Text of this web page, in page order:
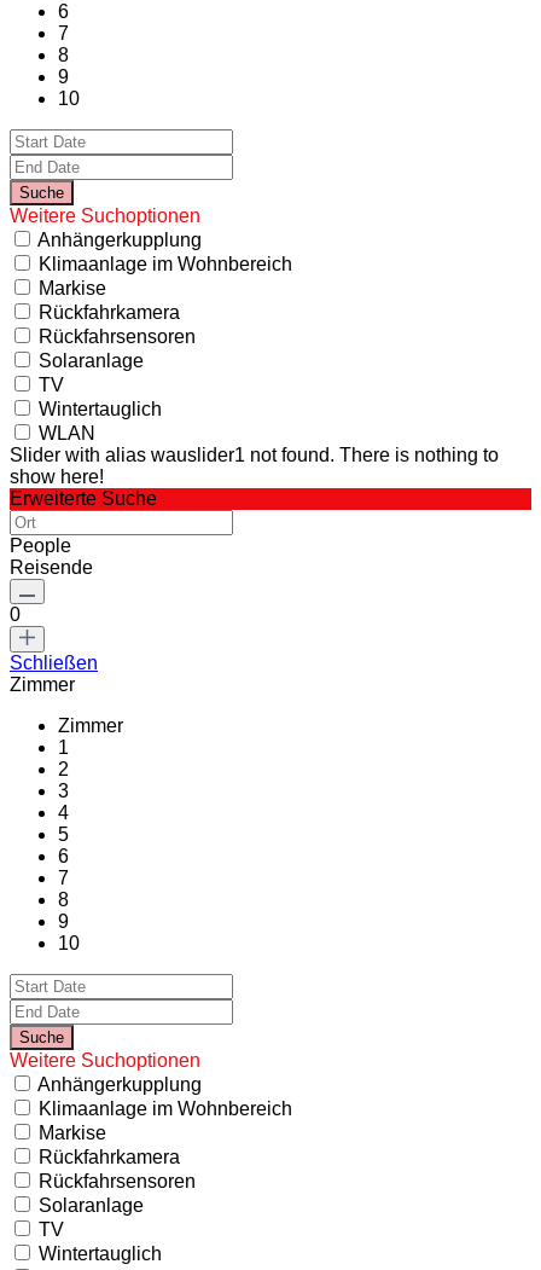
6
7
8
9
10
Weitere Suchoptionen
Anhängerkupplung
Klimaanlage im Wohnbereich
Markise
Rückfahrkamera
Rückfahrsensoren
Solaranlage
TV
Wintertauglich
WLAN
Slider with alias wauslider1 not found. There is nothing to
show here!
Erweiterte Suche
People
Reisende
0
Schließen
Zimmer
Zimmer
1
2
3
4
5
6
7
8
9
10
Weitere Suchoptionen
Anhängerkupplung
Klimaanlage im Wohnbereich
Markise
Rückfahrkamera
Rückfahrsensoren
Solaranlage
TV
Wintertauglich